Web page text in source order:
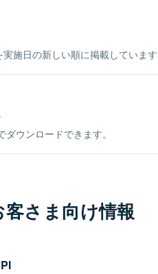
施日の新しい順に掲載しています
ウンロードできます。
さま向け情報